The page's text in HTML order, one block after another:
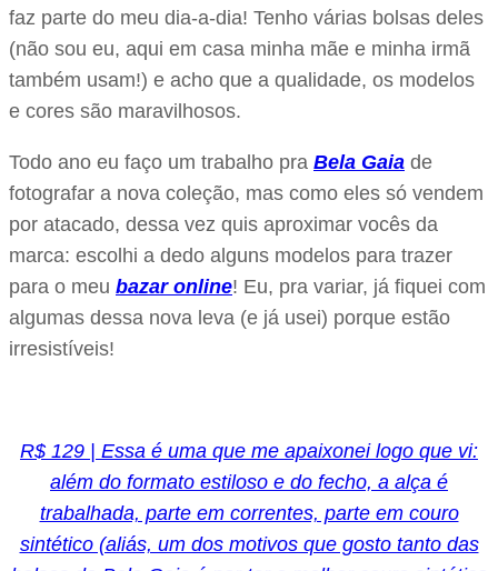
faz parte do meu dia-a-dia! Tenho várias bolsas deles
(não sou eu, aqui em casa minha mãe e minha irmã
também usam!) e acho que a qualidade, os modelos
e cores são maravilhosos.
Todo ano eu faço um trabalho pra Bela Gaia de
fotografar a nova coleção, mas como eles só vendem
por atacado, dessa vez quis aproximar vocês da
marca: escolhi a dedo alguns modelos para trazer
para o meu bazar online! Eu, pra variar, já fiquei com
algumas dessa nova leva (e já usei) porque estão
irresistíveis!
R$ 129 | Essa é uma que me apaixonei logo que vi:
além do formato estiloso e do fecho, a alça é
trabalhada, parte em correntes, parte em couro
sintético (aliás, um dos motivos que gosto tanto das